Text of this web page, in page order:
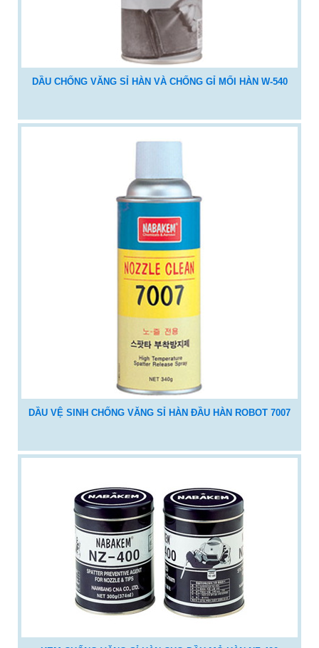
DẦU CHỐNG VĂNG SỈ HÀN VÀ CHỐNG GỈ MỐI HÀN W-540
DẦU VỆ SINH CHỐNG VĂNG SỈ HÀN ĐẦU HÀN ROBOT 7007